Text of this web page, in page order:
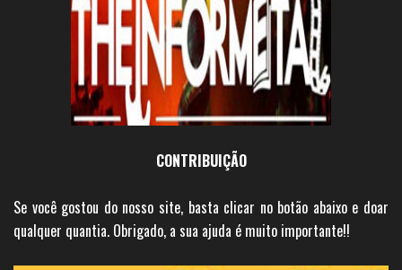
CONTRIBUIÇÃO
Se você gostou do nosso site, basta clicar no botão abaixo e doar
qualquer quantia. Obrigado, a sua ajuda é muito importante!!